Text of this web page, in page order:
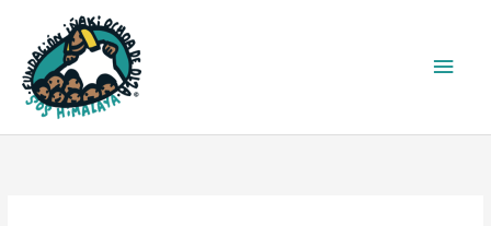
contenido